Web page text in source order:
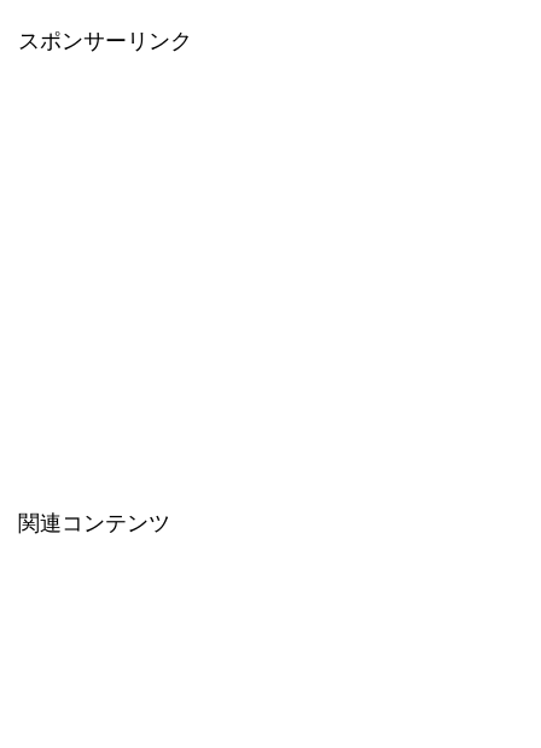
スポンサーリンク
関連コンテンツ